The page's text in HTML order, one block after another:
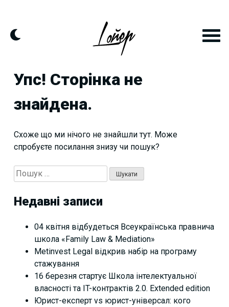
content
Упс! Сторінка не
знайдена.
Схоже що ми нічого не знайшли тут. Може
спробуєте посилання знизу чи пошук?
Пошук:
Недавні записи
04 квітня відбудеться Всеукраїнська правнича
школа «Family Law & Mediation»
Metinvest Legal відкрив набір на програму
стажування
16 березня стартує Школа інтелектуальної
власності та IT-контрактів 2.0. Extended edition
Юрист-експерт vs юрист-універсал: кого